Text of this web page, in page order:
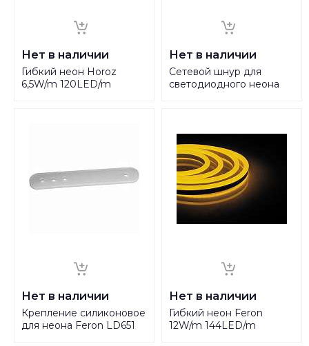
Нет в наличии
Гибкий неон Horoz
6,5W/m 120LED/m
Нет в наличии
Сетевой шнур для
светодиодного неона
Нет в наличии
Крепление силиконовое
для неона Feron LD651
Нет в наличии
Гибкий неон Feron
12W/m 144LED/m